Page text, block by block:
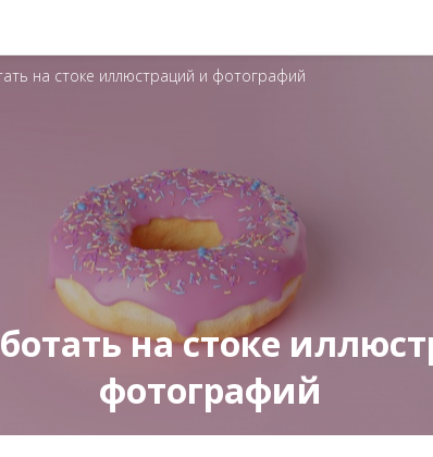
на стоке иллюстраций и фотографий
на стоке
фотографий